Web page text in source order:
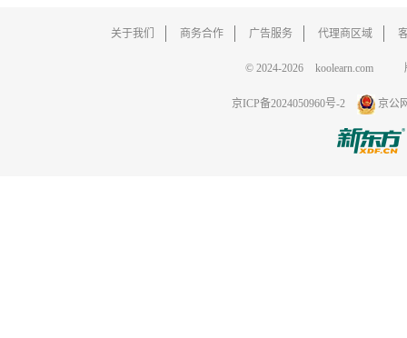
关于我们 商务合作 广告服务 代理商区域
© 2024-2026 koolearn.com
京ICP备2024050960号-2 京公